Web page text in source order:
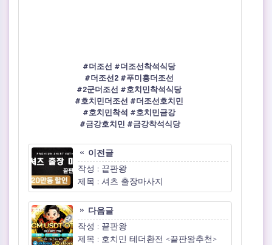
#더조선 #더조선착석식당
#더조선2 #푸미흥더조선
#2군더조선 #호치민착석식당
#호치민더조선 #더조선호치민
#호치민착석 #호치민금강
#금강호치민 #금강착석식당
이전글
작성 : 끝판왕
제목 : 셔츠 출장마사지
다음글
작성 : 끝판왕
제목 : 호치민 테더환전 <끝판왕추천>